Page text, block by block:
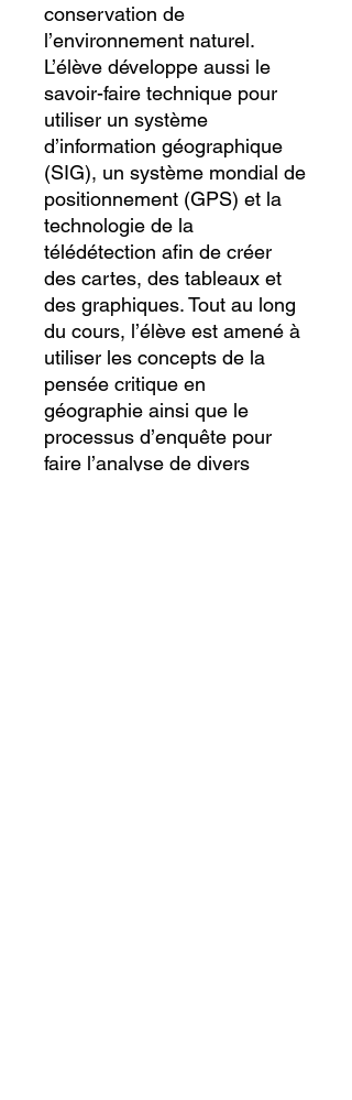
conservation de
l’environnement naturel.
L’élève développe aussi le
savoir-faire technique pour
utiliser un système
d’information géographique
(SIG), un système mondial de
positionnement (GPS) et la
technologie de la
télédétection afin de créer
des cartes, des tableaux et
des graphiques. Tout au long
du cours, l’élève est amené à
utiliser les concepts de la
pensée critique en
géographie ainsi que le
processus d’enquête pour
faire l’analyse de divers